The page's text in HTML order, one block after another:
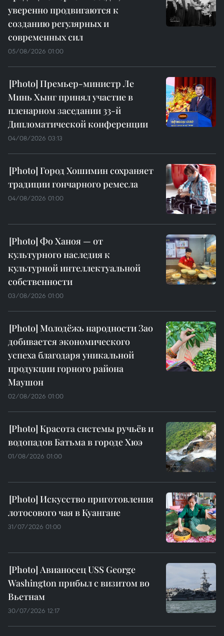
уверенно продвигаются к
созданию регулярных и
современных сил
05/08/2026 01:00
Премьер-министр Ле
Минь Хынг принял участие в
пленарном заседании 33-й
Дипломатической конференции
04/08/2026 03:13
Город Хошимин сохраняет
традиции гончарного ремесла
04/08/2026 01:00
Фо Ханоя — от
культурного наследия к
культурной интеллектуальной
собственности
03/08/2026 01:00
Молодёжь народности Зао
добивается экономического
успеха благодаря уникальной
продукции горного района
Маушон
02/08/2026 01:00
Красота системы ручьёв и
водопадов Батьма в городе Хюэ
01/08/2026 01:00
Искусство приготовления
лотосового чая в Куангане
31/07/2026 01:00
Авианосец USS George
Washington прибыл с визитом во
Вьетнам
30/07/2026 12:17